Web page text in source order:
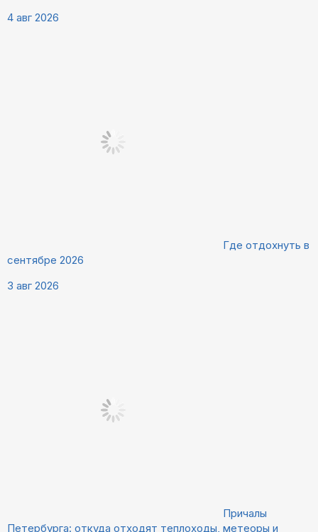
4 авг 2026
Где отдохнуть в
сентябре 2026
3 авг 2026
Причалы
Петербурга: откуда отходят теплоходы, метеоры и